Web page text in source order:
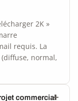
2K »
requis. La
(diffuse, normal,
commercial